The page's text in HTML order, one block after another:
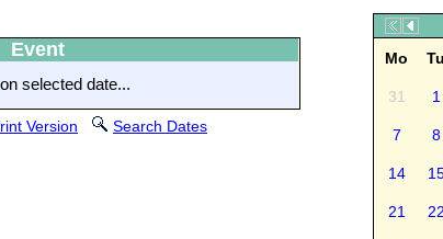
Event
selected date...
Version Search Dates
Mo Tu
31 1
7 8
14
21 22